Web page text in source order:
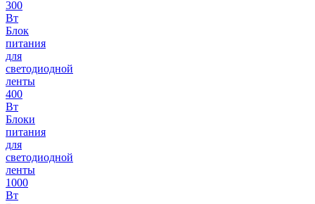
300
Вт
Блок
питания
для
светодиодной
ленты
400
Вт
Блоки
питания
для
светодиодной
ленты
1000
Вт